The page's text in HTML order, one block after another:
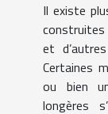
Il existe
construites
et
Certaines
ou bien
longères